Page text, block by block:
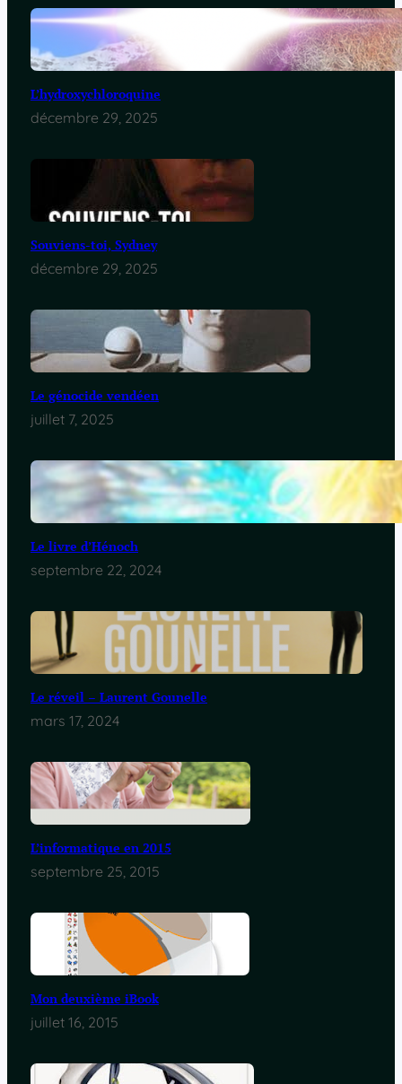
L’hydroxychloroquine
décembre 29, 2025
Souviens-toi, Sydney
décembre 29, 2025
Le génocide vendéen
juillet 7, 2025
Le livre d’Hénoch
septembre 22, 2024
Le réveil – Laurent Gounelle
mars 17, 2024
L’informatique en 2015
septembre 25, 2015
Mon deuxième iBook
juillet 16, 2015